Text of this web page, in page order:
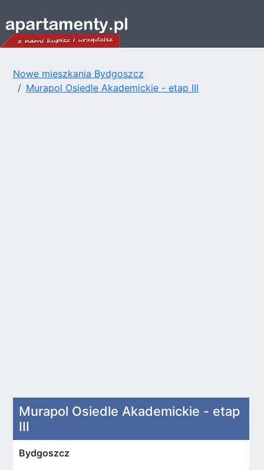
Nowe mieszkania Bydgoszcz
Murapol Osiedle Akademickie - etap III
Murapol Osiedle Akademickie - etap
III
Bydgoszcz